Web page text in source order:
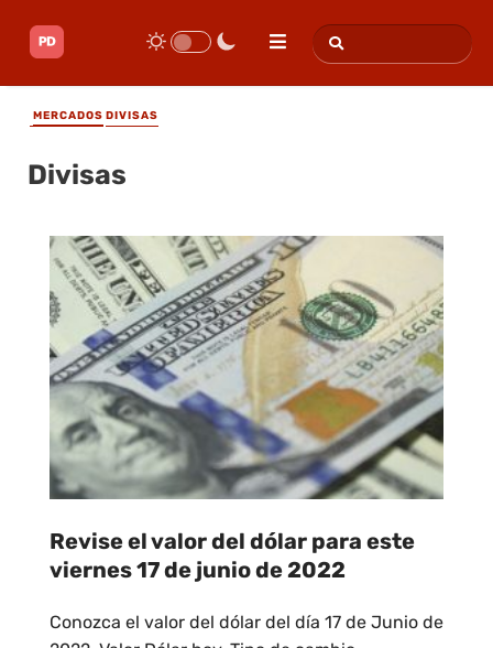
MERCADOS DIVISAS
Divisas
Revise el valor del dólar para este
viernes 17 de junio de 2022
Conozca el valor del dólar del día 17 de Junio de